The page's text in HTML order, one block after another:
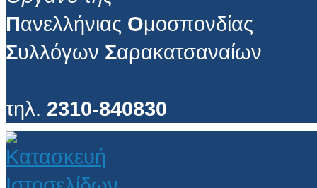
Πανελλήνιας Ομοσπονδίας
Συλλόγων Σαρακατσαναίων
τηλ. 2310-840830